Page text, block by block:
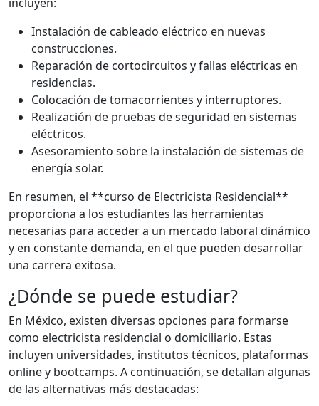
Instalación de cableado eléctrico en nuevas
construcciones.
Reparación de cortocircuitos y fallas eléctricas en
residencias.
Colocación de tomacorrientes y interruptores.
Realización de pruebas de seguridad en sistemas
eléctricos.
Asesoramiento sobre la instalación de sistemas de
energía solar.
En resumen, el **curso de Electricista Residencial**
proporciona a los estudiantes las herramientas
necesarias para acceder a un mercado laboral dinámico
y en constante demanda, en el que pueden desarrollar
una carrera exitosa.
¿Dónde se puede estudiar?
En México, existen diversas opciones para formarse
como electricista residencial o domiciliario. Estas
incluyen universidades, institutos técnicos, plataformas
online y bootcamps. A continuación, se detallan algunas
de las alternativas más destacadas: